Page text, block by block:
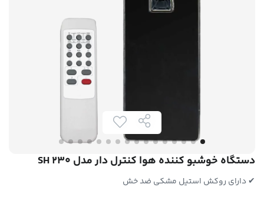
دستگاه خوشبو کننده هوا کنترل دار مدل SH 230
✔ دارای روکش استیل مشکی ضد خش